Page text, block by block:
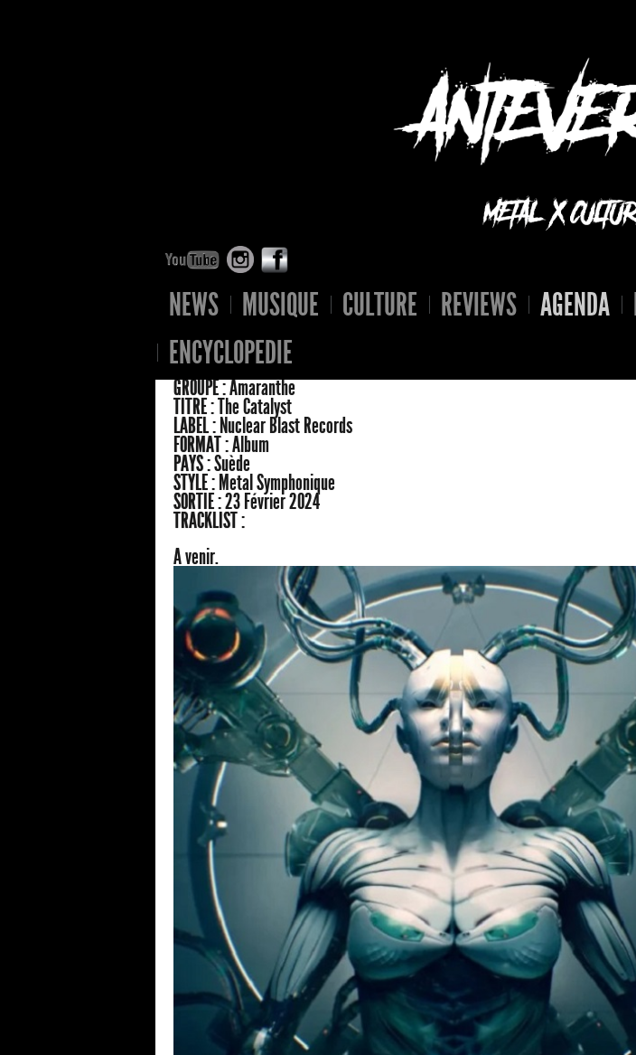
NEWS MUSIQUE CULTURE REVIEWS AGENDA
ENCYCLOPEDIE
GROUPE :Amaranthe
TITRE :The Catalyst
LABEL : Nuclear Blast Records
FORMAT :Album
PAYS :Suède
STYLE : Metal Symphonique
SORTIE :23 Février 2024
TRACKLIST :
A venir.